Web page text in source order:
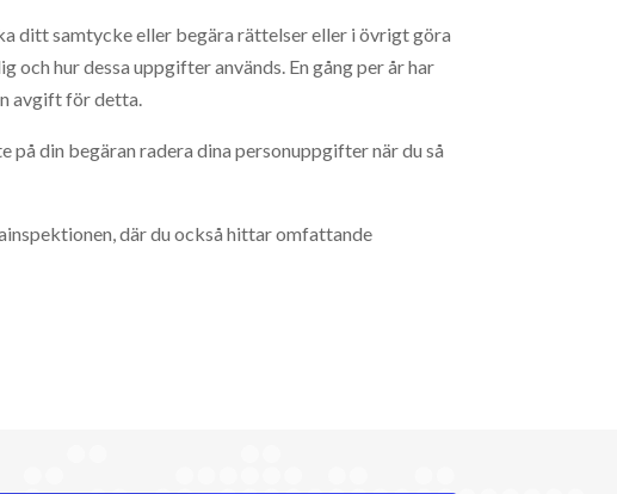
ditt samtycke eller begära rättelser eller i övrigt göra
hur dessa uppgifter används. En gång per år har
avgift för detta.
din begäran radera dina personuppgifter när du så
där du också hittar omfattande